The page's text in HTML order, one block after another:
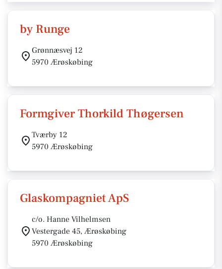
by Runge
Grønnæsvej 12
5970 Ærøskøbing
Formgiver Thorkild Thøgersen
Tværby 12
5970 Ærøskøbing
Glaskompagniet ApS
c/o. Hanne Vilhelmsen
Vestergade 45, Ærøskøbing
5970 Ærøskøbing